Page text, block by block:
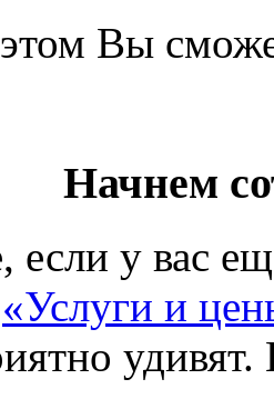
Вы
Начнем
у вас
«Услуги и